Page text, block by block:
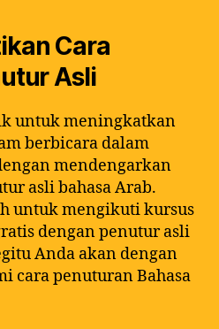
Cara
Asli
untuk meningkatkan
berbicara dalam
mendengarkan
asli bahasa Arab.
untuk mengikuti kursus
dengan penutur asli
Anda akan dengan
cara penuturan Bahasa